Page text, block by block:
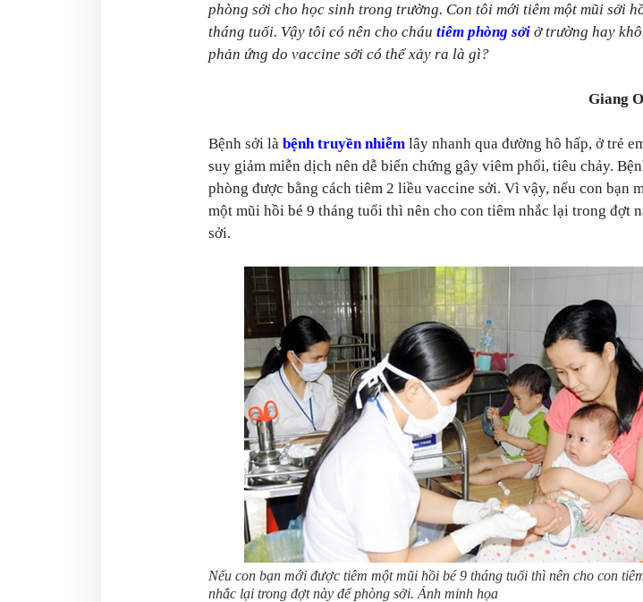
phòng sởi cho học sinh trong trường. Con tôi mới tiêm một mũi sởi
tháng tuổi. Vậy tôi có nên cho cháu tiêm phòng sởi ở trường hay
phản ứng do vaccine sởi có thể xảy ra là gì?
Giang
Bệnh sởi là bệnh truyền nhiễm lây nhanh qua đường hô hấp, ở trẻ
suy giảm miễn dịch nên dễ biến chứng gây viêm phổi, tiêu chảy.
phòng được bằng cách tiêm 2 liều vaccine sởi. Vì vậy, nếu con bạn
một mũi hồi bé 9 tháng tuổi thì nên cho con tiêm nhắc lại trong đợt
sởi.
Nếu con bạn mới được tiêm một mũi hồi bé 9 tháng tuổi thì nên cho con
nhắc lại trong đợt này để phòng sởi. Ảnh minh họa